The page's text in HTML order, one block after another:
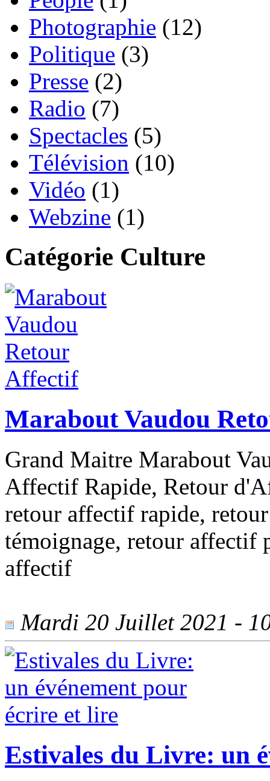
Photographie (12)
Politique (3)
Presse (2)
Radio (7)
Spectacles (5)
Télévision (10)
Vidéo (1)
Webzine (1)
Catégorie Culture
Marabout Vaudou
Grand Maitre Marabout
Affectif Rapide, Retour
retour affectif rapide,
témoignage, retour affectif
affectif
Mardi 20 Juillet 2021 -
Estivales du Livre: un